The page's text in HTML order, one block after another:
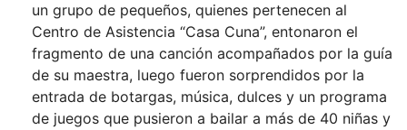
un grupo de pequeños, quienes pertenecen al
Centro de Asistencia “Casa Cuna”, entonaron el
fragmento de una canción acompañados por la guía
de su maestra, luego fueron sorprendidos por la
entrada de botargas, música, dulces y un programa
de juegos que pusieron a bailar a más de 40 niñas y